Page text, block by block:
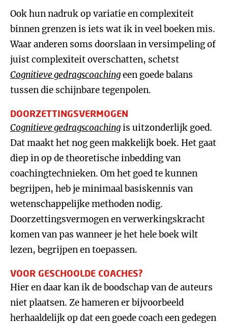
Ook hun nadruk op variatie en complexiteit
binnen grenzen is iets wat ik in veel boeken mis.
Waar anderen soms doorslaan in versimpeling of
juist complexiteit overschatten, schetst
Cognitieve gedragscoachingeen goede balans
tussen die schijnbare tegenpolen.
DOORZETTINGSVERMOGEN
Cognitieve gedragscoachingis uitzonderlijk goed.
Dat maakt het nog geen makkelijk boek. Het gaat
diep in op de theoretische inbedding van
coachingtechnieken. Om het goed te kunnen
begrijpen, heb je minimaal basiskennis van
wetenschappelijke methoden nodig.
Doorzettingsvermogen en verwerkingskracht
komen van pas wanneer je het hele boek wilt
lezen, begrijpen en toepassen.
VOOR GESCHOOLDE COACHES?
Hier en daar kan ik de boodschap van de auteurs
niet plaatsen. Ze hameren er bijvoorbeeld
herhaaldelijk op dat een goede coach een gedegen